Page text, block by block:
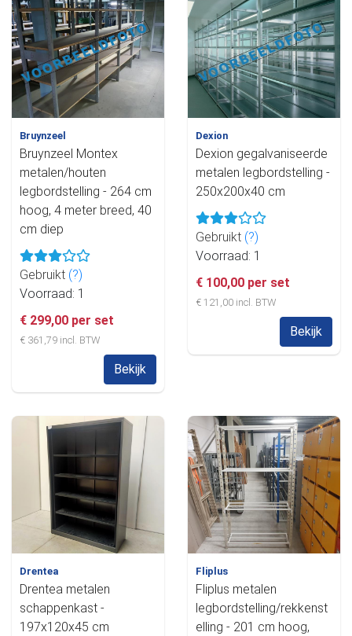
Bruynzeel
Bruynzeel Montex
metalen/houten
legbordstelling - 264 cm
hoog, 4 meter breed, 40
cm diep
Gebruikt (?)
Voorraad: 1
€ 299,00 per set
€ 361,79 incl. BTW
Bekijk
Dexion
Dexion gegalvaniseerde
metalen legbordstelling -
250x200x40 cm
Gebruikt (?)
Voorraad: 1
€ 100,00 per set
€ 121,00 incl. BTW
Bekijk
Drentea
Drentea metalen
schappenkast -
197x120x45 cm
Fliplus
Fliplus metalen
legbordstelling/rekkenst
elling - 201 cm hoog,